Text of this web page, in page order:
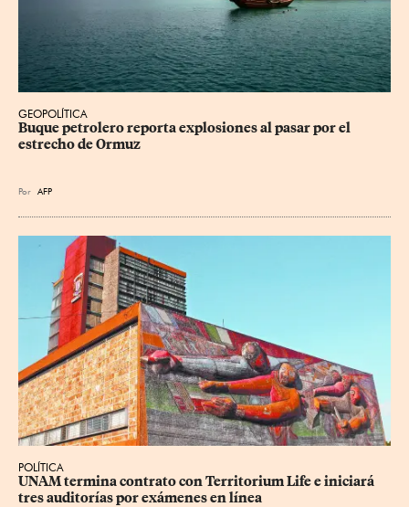
GEOPOLÍTICA
Buque petrolero reporta explosiones al pasar por el
estrecho de Ormuz
Por AFP
POLÍTICA
UNAM termina contrato con Territorium Life e iniciará
tres auditorías por exámenes en línea